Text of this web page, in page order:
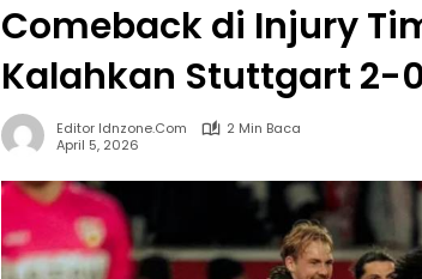
Comeback di Injury
Kalahkan Stuttgart 2-
Editor Idnzone.com
2 Min Baca
April 5, 2026